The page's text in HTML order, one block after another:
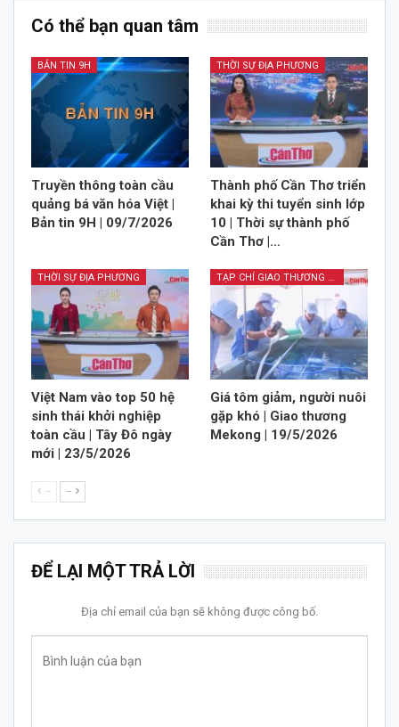
Có thể bạn quan tâm
BẢN TIN 9H
Truyền thông toàn cầu
quảng bá văn hóa Việt |
Bản tin 9H | 09/7/2026
THỜI SỰ ĐỊA PHƯƠNG
Thành phố Cần Thơ triển
khai kỳ thi tuyển sinh lớp
10 | Thời sự thành phố
Cần Thơ |…
THỜI SỰ ĐỊA PHƯƠNG
Việt Nam vào top 50 hệ
sinh thái khởi nghiệp
toàn cầu | Tây Đô ngày
mới | 23/5/2026
TẠP CHÍ GIAO THƯƠNG MEKONG
Giá tôm giảm, người nuôi
gặp khó | Giao thương
Mekong | 19/5/2026
-- --
ĐỂ LẠI MỘT TRẢ LỜI
Địa chỉ email của bạn sẽ không được công bố.